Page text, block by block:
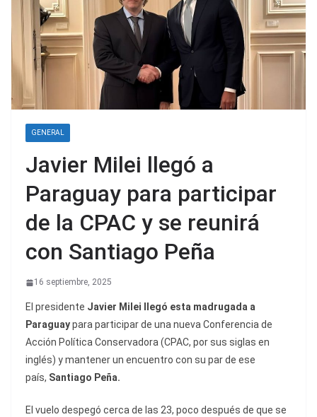
GENERAL
Javier Milei llegó a
Paraguay para participar
de la CPAC y se reunirá
con Santiago Peña
16 septiembre, 2025
El presidente Javier Milei llegó esta madrugada a
Paraguaypara participar de una nueva Conferencia de
Acción Política Conservadora (CPAC, por sus siglas en
inglés) y mantener un encuentro con su par de ese
país, Santiago Peña.
El vuelo despegó cerca de las 23, poco después de que se